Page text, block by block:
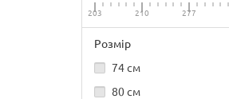
203 210 277
Розмір
74 см
80 см